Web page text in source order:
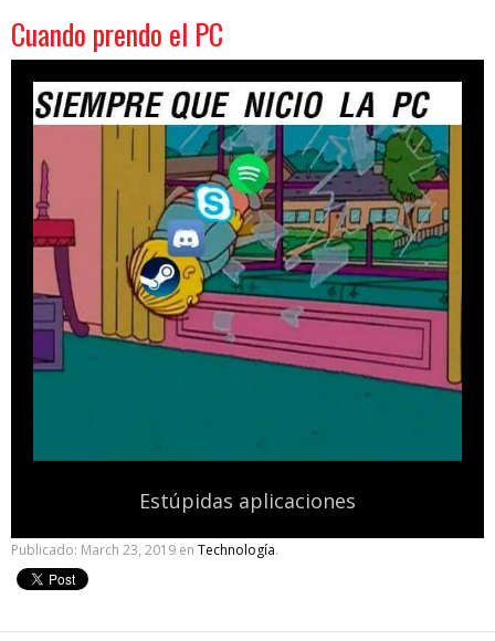
Cuando prendo el PC
Estúpidas aplicaciones
Publicado: March 23, 2019 en Technología.